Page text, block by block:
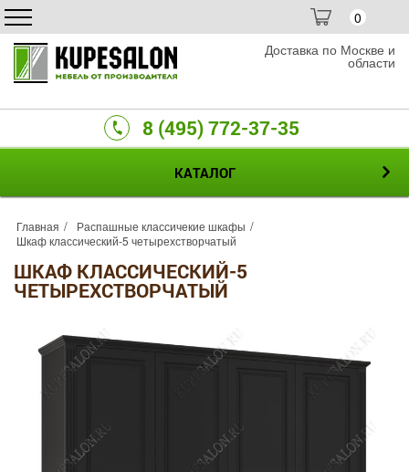
0
Доставка по Москве и
области
8 (495) 772-37-35
КАТАЛОГ
Главная
Распашные классичекие шкафы
Шкаф классический-5 четырехстворчатый
ШКАФ КЛАССИЧЕСКИЙ-5
ЧЕТЫРЕХСТВОРЧАТЫЙ